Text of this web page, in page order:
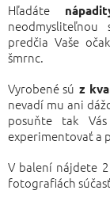
Hľadáte
neodmysliteľnou
predčia Vaše
šmrnc.
Vyrobené sú z
nevadí mu ani
posuňte tak
experimentovať a
V balení nájdete
fotografiách